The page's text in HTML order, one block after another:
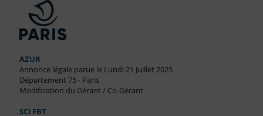
AZUR
Annonce légale parue le Lundi 21 Juillet 2025
Département 75 - Paris
Modification du Gérant / Co-Gérant
SCI FBT